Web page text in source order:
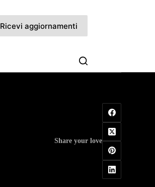
Ricevi aggiornamenti
Share your love